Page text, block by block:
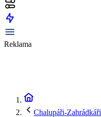
Reklama
Chalupáři-Zahrádkáři